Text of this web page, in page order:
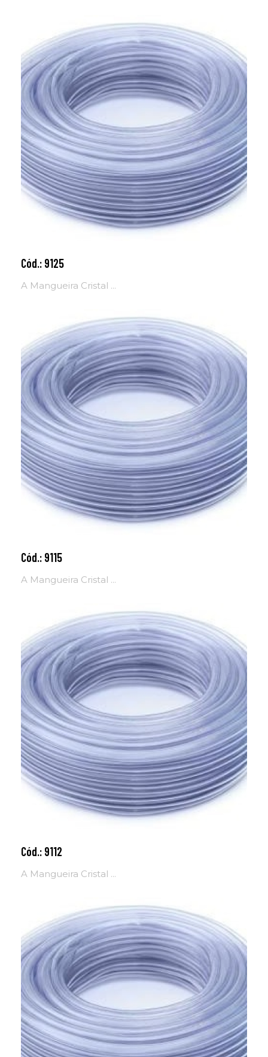
Cód.: 9125
A Mangueira Cristal ...
Adicionar ao carrinho
Cód.: 9115
A Mangueira Cristal ...
Adicionar ao carrinho
Cód.: 9112
A Mangueira Cristal ...
Adicionar ao carrinho